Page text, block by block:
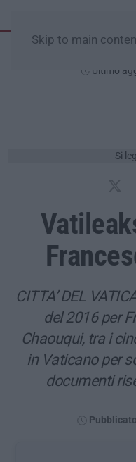
Skip to main
Ultimo
Si
CITTA’ DEL
del 2016 per
Chaouqui, tra i
in Vaticano per
documenti